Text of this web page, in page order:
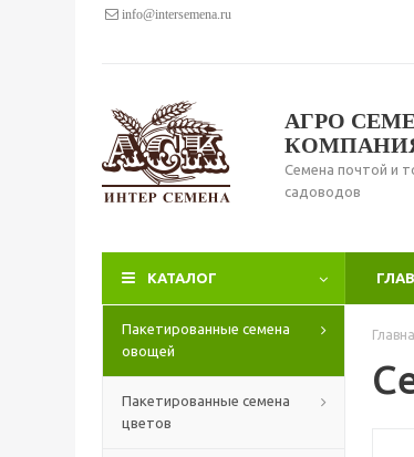
info@intersemena.ru
АГРО
Семена почтой и
садоводов
КАТАЛОГ
Пакетированные семена
овощей
Пакетированные семена
цветов